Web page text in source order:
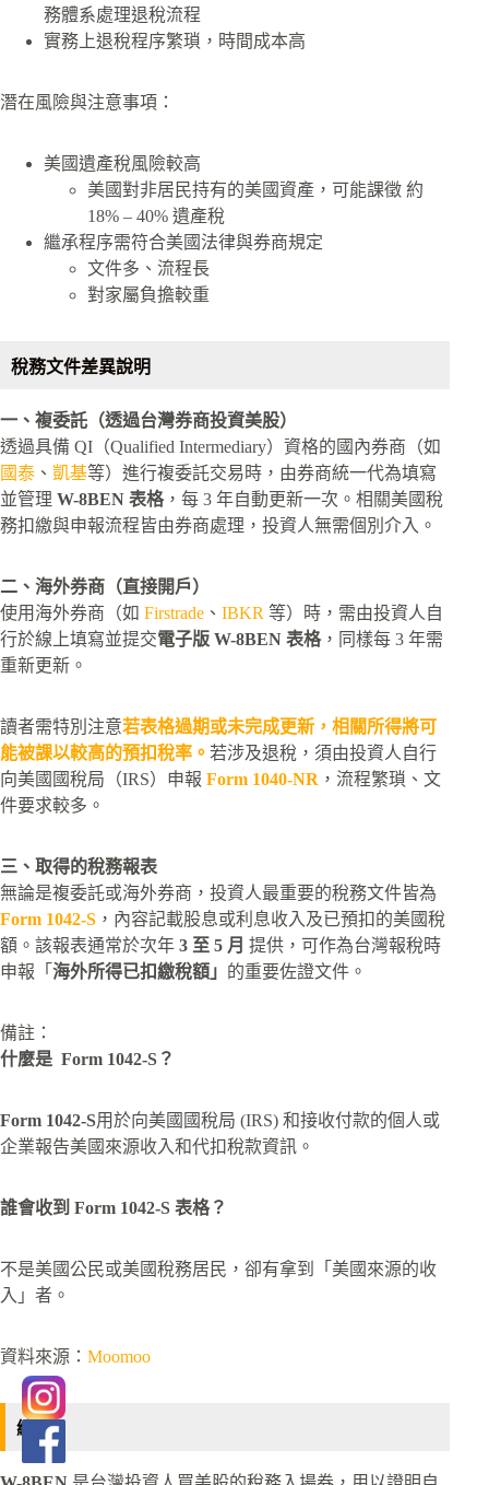
務體系處理退稅流程
實務上退稅程序繁瑣，時間成本高
潛在風險與注意事項：
美國遺產稅風險較高
美國對非居民持有的美國資產，可能課徵 約
18% – 40% 遺產稅
繼承程序需符合美國法律與券商規定
文件多、流程長
對家屬負擔較重
稅務文件差異說明
一、複委託（透過台灣券商投資美股）
透過具備 QI（Qualified Intermediary）資格的國內券商（如
國泰 、 凱基等）進行複委託交易時，由券商統一代為填寫
並管理 W-8BEN 表格，每 3 年自動更新一次。相關美國稅
務扣繳與申報流程皆由券商處理，投資人無需個別介入。
二、海外券商（直接開戶）
使用海外券商（如 Firstrade 、 IBKR 等）時，需由投資人自
行於線上填寫並提交電子版 W-8BEN 表格，同樣每 3 年需
重新更新。
讀者需特別注意若表格過期或未完成更新，相關所得將可
能被課以較高的預扣稅率。 若涉及退稅，須由投資人自行
向美國國稅局（IRS）申報 Form 1040-NR ，流程繁瑣、文
件要求較多。
三、取得的稅務報表
無論是複委託或海外券商，投資人最重要的稅務文件皆為
Form 1042-S ，內容記載股息或利息收入及已預扣的美國稅
額。該報表通常於次年 3 至 5 月 提供，可作為台灣報稅時
申報「 海外所得已扣繳稅額」 的重要佐證文件。
備註：
什麼是 Form 1042-S？
Form 1042-S用於向美國國稅局 (IRS) 和接收付款的個人或
企業報告美國來源收入和代扣稅款資訊。
​誰會收到 Form 1042-S 表格？
不是美國公民或美國稅務居民，卻有拿到「美國來源的收
入」者。
資料來源： Moomoo
總結